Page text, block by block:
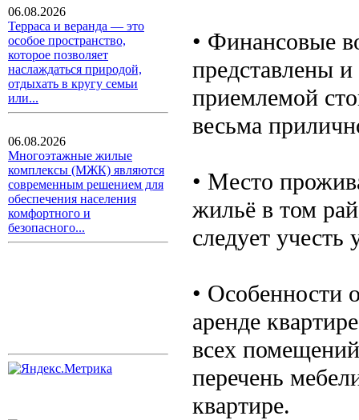
06.08.2026
Терраса и веранда — это
особое пространство,
которое позволяет
наслаждаться природой,
отдыхать в кругу семьи
или...
06.08.2026
Многоэтажные жилые
комплексы (МЖК) являются
современным решением для
обеспечения населения
комфортного и
безопасного...
• Финансовые
представлены
приемлемой
весьма
• Место
жильё в том
следует
• Особенности
аренде
всех
перечень
квартире.